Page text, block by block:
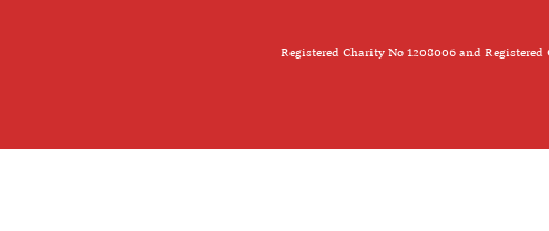
Registered Charity No 1208006 and